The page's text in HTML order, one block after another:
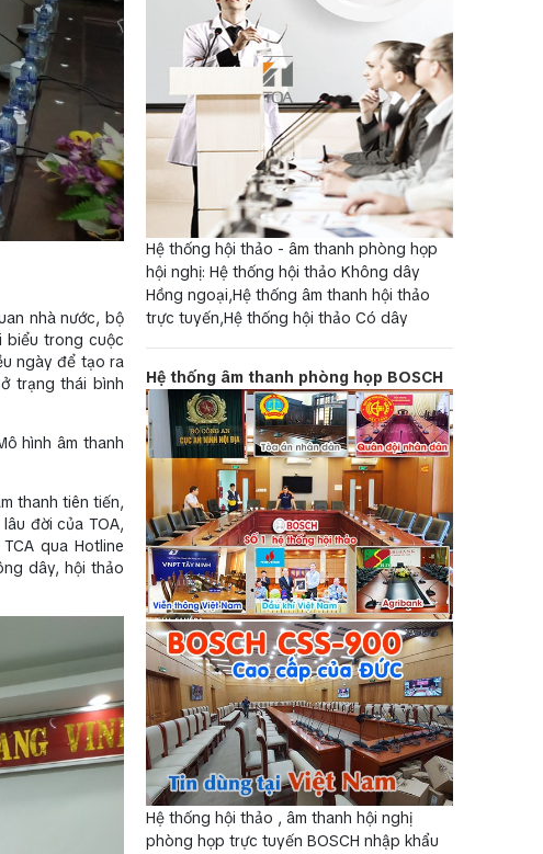
nhà nước, bộ
biểu trong cuộc
ngày để tạo ra
trạng thái bình
hình âm thanh
thanh tiên tiến,
đời của TOA,
qua Hotline
dây, hội thảo
Hệ thống hội thảo - âm thanh phòng họp
hội nghị: Hệ thống hội thảo Không dây
Hồng ngoại,Hệ thống âm thanh hội thảo
trực tuyến,Hệ thống hội thảo Có dây
Hệ thống âm thanh phòng họp BOSCH
Hệ thống hội thảo , âm thanh hội nghị
phòng họp trực tuyến BOSCH nhập khẩu